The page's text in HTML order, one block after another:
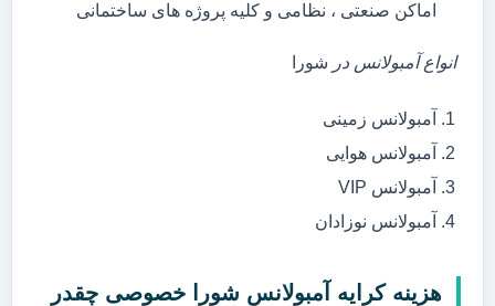
اماکن صنعتی ، نظامی و کلیه پروژه های ساختمانی
انواع آمبولانس در شورا
آمبولانس زمینی
آمبولانس هوایی
آمبولانس VIP
آمبولانس نوزادان
هزینه کرایه آمبولانس شورا خصوصی چقدر